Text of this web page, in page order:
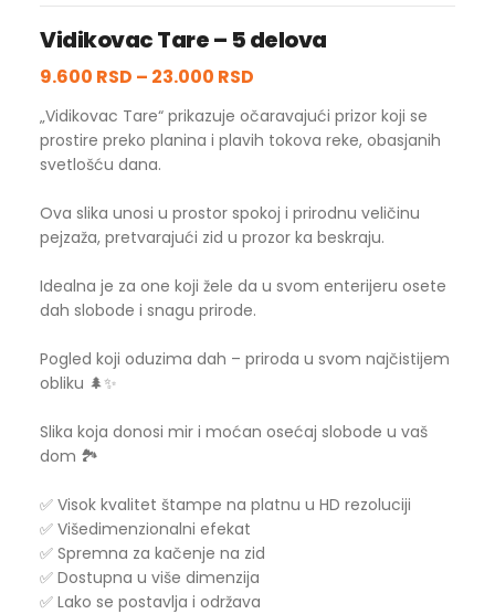
Vidikovac Tare – 5 delova
9.600 RSD – 23.000 RSD
„Vidikovac Tare“ prikazuje očaravajući prizor koji se
prostire preko planina i plavih tokova reke, obasjanih
svetlošću dana.
Ova slika unosi u prostor spokoj i prirodnu veličinu
pejzaža, pretvarajući zid u prozor ka beskraju.
Idealna je za one koji žele da u svom enterijeru osete
dah slobode i snagu prirode.
Pogled koji oduzima dah – priroda u svom najčistijem
obliku 🌲✨
Slika koja donosi mir i moćan osećaj slobode u vaš
dom 🏞️
✅ Visok kvalitet štampe na platnu u HD rezoluciji
✅ Višedimenzionalni efekat
✅ Spremna za kačenje na zid
✅ Dostupna u više dimenzija
✅ Lako se postavlja i održava